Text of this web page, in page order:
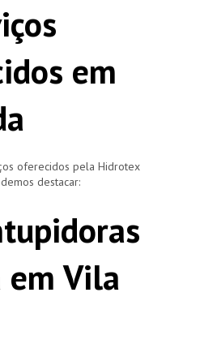
em
oferecidos pela Hidrotex
destacar:
em Vila